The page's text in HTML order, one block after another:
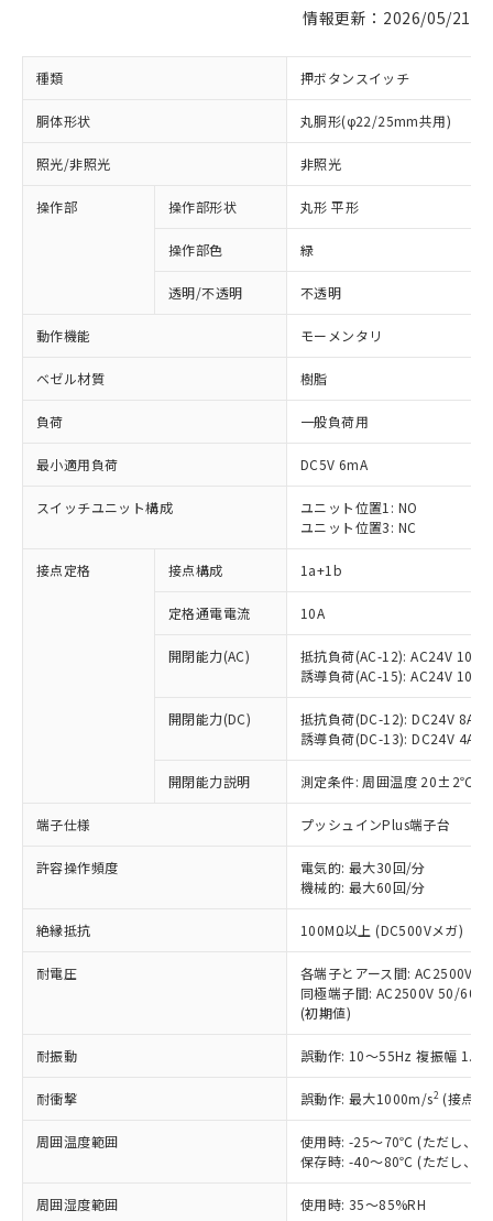
情報更新：2026/05/21
種類 押ボタンスイッチ
胴体形状 丸胴形(φ22/25mm共用)
照光/非照光 非照光
操作部 操作部形状 丸形 平形
操作部色 緑
透明/不透明 不透明
動作機能 モーメンタリ
ベゼル材質 樹脂
負荷 一般負荷用
最小適用負荷 DC5V 6mA
スイッチユニット構成
ユニット位置1: NO
ユニット位置3: NC
接点定格 接点構成 1a+1b
定格通電電流 10A
開閉能力(AC)
抵抗負荷(AC-12): AC24V 10A/
誘導負荷(AC-15): AC24V
開閉能力(DC)
抵抗負荷(DC-12): DC24V 8A/
誘導負荷(DC-13): DC24V 4A/
開閉能力説明 測定条件: 周囲温度 20±2℃、
端子仕様 プッシュインPlus端子台
許容操作頻度
電気的: 最大30回/分
機械的: 最大60回/分
絶縁抵抗 100MΩ以上 (DC500Vメガ)
耐電圧
各端子とアース間: AC2500V
同極端子間: AC2500V 50/
(初期値)
耐振動 誤動作: 10～55Hz 複振幅
耐衝撃 誤動作: 最大1000m/s2 (接点
周囲温度範囲
使用時: -25～70℃ (ただし、氷
保存時: -40～80℃ (ただし、氷
周囲湿度範囲 使用時: 35～85%RH
ご利用条件
以下の条件をお読みいただき、同意のうえ
本サービスは、当社制御機器事業取扱
商品の当社在庫状況および標準価格
(税抜)を提供させていただくもので
当社制御機器事業取扱商品の中には、
ことをご了承ください。
在庫状況および標準価格照会結果は、
記載している更新日時点での社内デー
タに基づき作成されるものであり、閲
覧された時点での実際の在庫および標
準価格とは異なる場合があることをご
対応済み：EU RoHS指令（10物質）の
非含有に対応した製品が提供可能な商品で
対応予定：EU RoHS指令（10物質）の非含
有に対応した製品に切り替える予定のある
対応予定なし：EU RoHS指令（10物質）の
非含有に非対応の商品で、対応品を出す予
定はありません。
調査・確認中：EU RoHS指令（10物質）の
非含有の対応状況を調査中または確認中の
非該当品：ライセンス料など無形物で、有
害物質有無と関係のない商品です。
仕入先様の事情により、非含有部品として
いたものが、含有品と判明した場合などや
むを得ず変更することがあります。
*EU RoHS指令（10物質）：
鉛(Pb) 1000ppm以下、 水銀(Hg) 1000ppm以下、 カド
六価クロム(Cr(Ⅵ)) 1000ppm以下、ポリ臭化ビフェニル
「○」：最大均質材料含有率が中国RoHSの
基準値以下であることを示します。
「×」：最大均質材料含有率が中国RoHSの
基準値を超えていることを示します。
「－」：未確認です。当社販売部門へお問
*中国RoHS10物質の基準値 (GB/T26572)：
Pb(鉛) :1000ppm、 Hg(水銀) : 1000ppm、 Cd(カドミウ
ム) : 100ppm、
当社は、これら貴社製品のうち、外国
為替および外国貿易法に定める商品
（以下｢規制貨物等」という）を輸出
または国外への提供する場合は、日本
国政府の輸出許可(または役務取引許
可)を取得するなどの必要な手続きを